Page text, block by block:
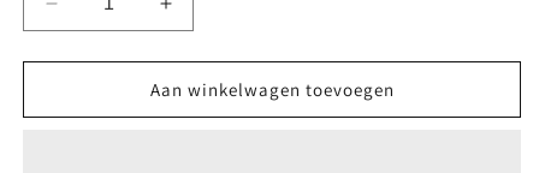
Aantal
verlagen
voor
Swarovski
Aantal
verhogen
voor
Gouden
Swarovski
Aan winkelwagen toevoegen